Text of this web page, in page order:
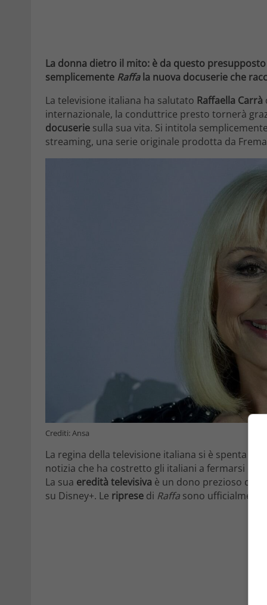
La donna dietro il mito: è da questo
semplicemente Raffala nuova docuserie che
La televisione italiana ha salutato Raffaella Carrà
internazionale, la conduttrice presto tornerà
docuserie sulla sua vita. Si intitola semplicemente
streaming, una serie originale prodotta da
Crediti: Ansa
La regina della televisione italiana si è spenta a
notizia che ha costretto gli italiani a fermarsi e a
La sua eredità televisiva è un dono prezioso che
su Disney+. Le riprese di Raffa sono